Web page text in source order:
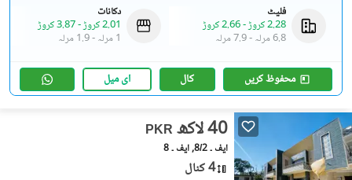
فلیٹ
2.28 کروڑ
-2.66 کروڑ
6.8 مرلہ
-7.9 مرلہ
دکانات
2.01 کروڑ
-3.87 کروڑ
1 مرلہ
-1.9 مرلہ
محفوظ کریں کال ای میل
PKR 40 لاکھ
ایف ۔ 8/2, ایف ۔ 8
4 کنال